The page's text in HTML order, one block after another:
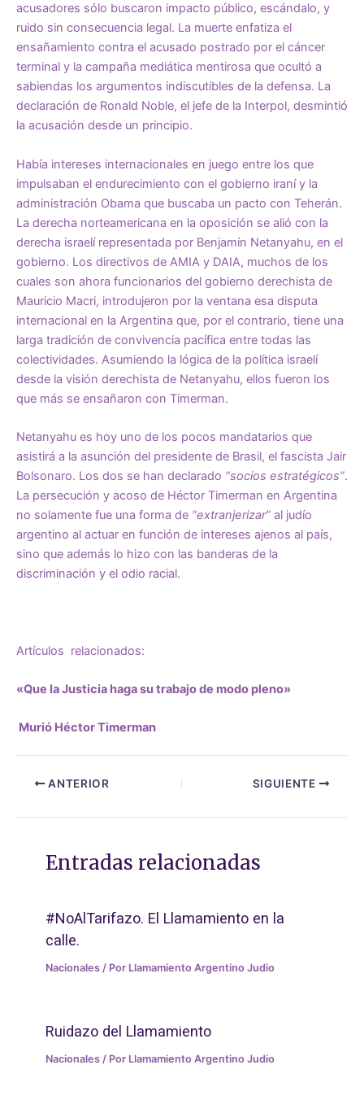
acusadores sólo buscaron impacto público, escándalo, y
ruido sin consecuencia legal. La muerte enfatiza el
ensañamiento contra el acusado postrado por el cáncer
terminal y la campaña mediática mentirosa que ocultó a
sabiendas los argumentos indiscutibles de la defensa. La
declaración de Ronald Noble, el jefe de la Interpol, desmintió
la acusación desde un principio.
Había intereses internacionales en juego entre los que
impulsaban el endurecimiento con el gobierno iraní y la
administración Obama que buscaba un pacto con Teherán.
La derecha norteamericana en la oposición se alió con la
derecha israelí representada por Benjamín Netanyahu, en el
gobierno. Los directivos de AMIA y DAIA, muchos de los
cuales son ahora funcionarios del gobierno derechista de
Mauricio Macri, introdujeron por la ventana esa disputa
internacional en la Argentina que, por el contrario, tiene una
larga tradición de convivencia pacífica entre todas las
colectividades. Asumiendo la lógica de la política israelí
desde la visión derechista de Netanyahu, ellos fueron los
que más se ensañaron con Timerman.
Netanyahu es hoy uno de los pocos mandatarios que
asistirá a la asunción del presidente de Brasil, el fascista Jair
Bolsonaro. Los dos se han declarado “socios estratégicos”.
La persecución y acoso de Héctor Timerman en Argentina
no solamente fue una forma de “extranjerizar” al judío
argentino al actuar en función de intereses ajenos al país,
sino que además lo hizo con las banderas de la
discriminación y el odio racial.
Artículos relacionados:
«Que la Justicia haga su trabajo de modo pleno»
Murió Héctor Timerman
ANTERIOR SIGUIENTE
Entradas relacionadas
#NoAlTarifazo. El Llamamiento en la
calle.
Nacionales / Por Llamamiento Argentino Judio
Ruidazo del Llamamiento
Nacionales / Por Llamamiento Argentino Judio